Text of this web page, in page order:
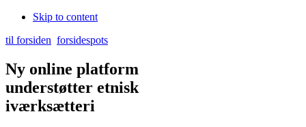
Skip to content
til forsiden forsidespots
Ny online platform
understøtter etnisk
iværksætteri